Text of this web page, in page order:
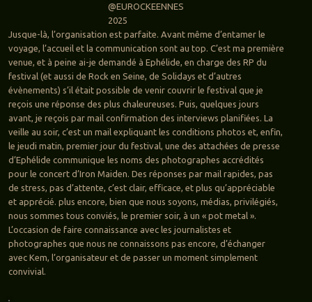
@EUROCKEENNES
2025
Jusque-là, l’organisation est parfaite. Avant même d’entamer le
voyage, l’accueil et la communication sont au top. C’est ma première
venue, et à peine ai-je demandé à Ephélide, en charge des RP du
festival (et aussi de Rock en Seine, de Solidays et d’autres
évènements) s’il était possible de venir couvrir le festival que je
reçois une réponse des plus chaleureuses. Puis, quelques jours
avant, je reçois par mail confirmation des interviews planifiées. La
veille au soir, c’est un mail expliquant les conditions photos et, enfin,
le jeudi matin, premier jour du festival, une des attachées de presse
d’Ephélide communique les noms des photographes accrédités
pour le concert d’Iron Maiden. Des réponses par mail rapides, pas
de stress, pas d’attente, c’est clair, efficace, et plus qu’appréciable
et apprécié. plus encore, bien que nous soyons, médias, privilégiés,
nous sommes tous conviés, le premier soir, à un « pot metal ».
L’occasion de faire connaissance avec les journalistes et
photographes que nous ne connaissons pas encore, d’échanger
avec Kem, l’organisateur et de passer un moment simplement
convivial.